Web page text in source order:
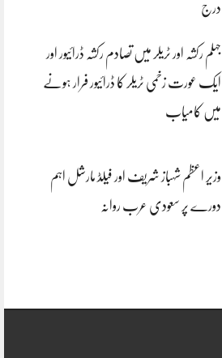
درج
جہلم رکشہ اور ٹریلر میں تصادم رکشہ ڈرائیور اور
ایک عورت زخمی ٹریلر کا ڈرائیور فرار ہونے
میں کامیاب
وزیر اعظم شہباز شریف اور فیلڈ مارشل اہم
دورے پر سعودی عرب روانہ